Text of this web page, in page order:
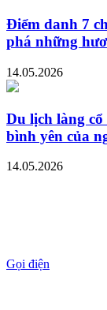
Điểm danh 7
phá những
14.05.2026
Du lịch làng
bình yên của
14.05.2026
Gọi điện